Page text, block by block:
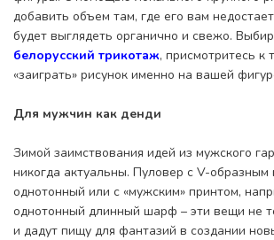
добавить объем там, где его вам
будет выглядеть органично и свежо.
белорусский трикотаж, присмотритесь к
«заиграть» рисунок именно на вашей
Для мужчин как денди
Зимой заимствования идей из мужского
никогда актуальны. Пуловер с V-
однотонный или с «мужским» принтом,
однотонный длинный шарф – эти вещи не
и дадут пищу для фантазий в создании